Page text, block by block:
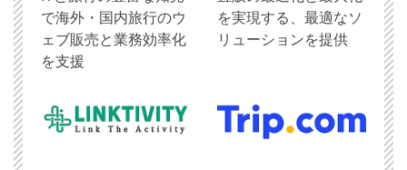
で海外・国内旅行のウ
ェブ販売と業務効率化
を支援
を実現する、最適なソ
リューションを提供